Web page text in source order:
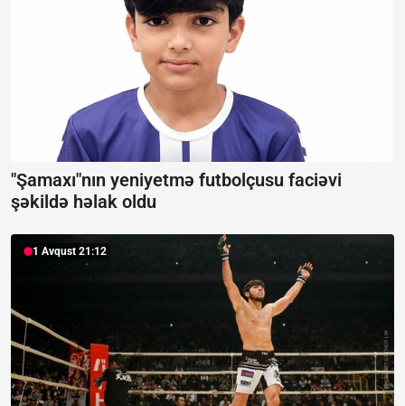
"Şamaxı"nın yeniyetmə futbolçusu faciəvi
şəkildə həlak oldu
1 Avqust 21:12